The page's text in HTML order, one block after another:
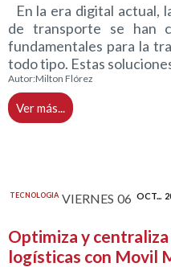
En la era digital actual,
de transporte se han
fundamentales para la
todo tipo. Estas
Autor:Milton Flórez
Ver más...
TECNOLOGIA VIERNES 06 OCT...
Optimiza y
logísticas con Movil